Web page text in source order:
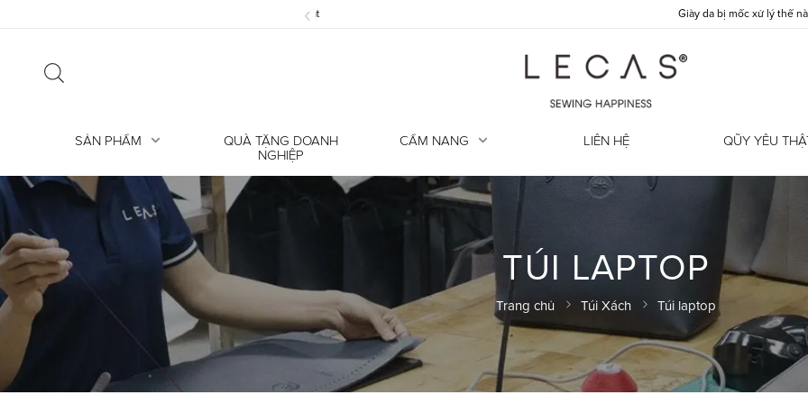
‹
SẢN PHẨM
QUÀ TẶNG DOANH
NGHIỆP
CẨM NANG LIÊN HỆ QŨY YÊU
TÚI LAPTOP
Trang chủ Túi Xách Túi laptop